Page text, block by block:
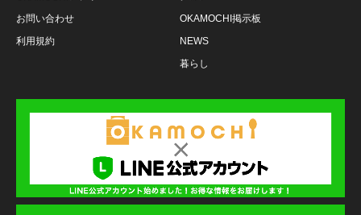
お問い合わせ
利用規約
OKAMOCHI掲示板
NEWS
暮らし